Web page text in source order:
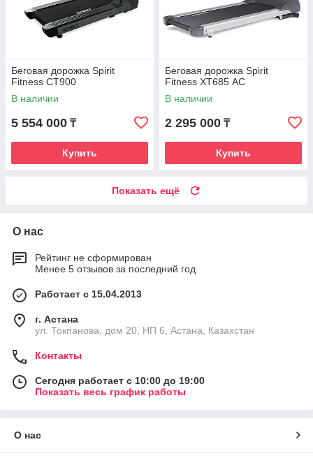
Беговая дорожка Spirit
Fitness CT900
В наличии
5 554 000 ₸
Купить
Беговая дорожка Spirit
Fitness XT685 АC
В наличии
2 295 000 ₸
Купить
Показать ещё
О нас
Рейтинг не сформирован
Менее 5 отзывов за последний год
Работает с 15.04.2013
г. Астана
ул. Токпанова, дом 20, НП 6, Астана, Казахстан
Контакты
Сегодня работает с 10:00 до 19:00
Показать весь график работы
О нас